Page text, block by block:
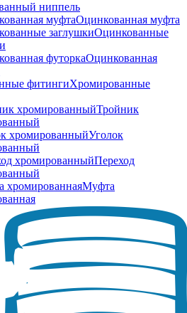
ниппель
Оцинкованная муфта
Оцинкованные
Оцинкованная
Хромированные
Тройник
Уголок
Переход
Муфта